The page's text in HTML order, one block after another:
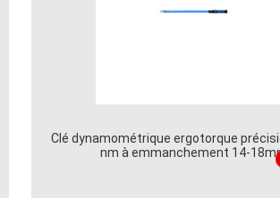
Clé dynamométrique ergotorque
nm à emmanchement 14-